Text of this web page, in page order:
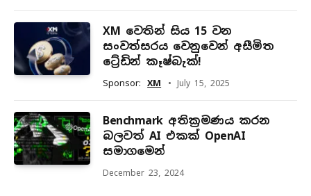
XM වෙතින් සිය 15 වන
සංවත්සරය වෙනුවෙන් අසීමිත
ට්‍රේඩින් කෑෂ්බැක්!
Sponsor: XM July 15, 2025
Benchmark අතික්‍රමණය කරන
බලවත් AI එකක් OpenAI
සමාගමෙන්
December 23, 2024